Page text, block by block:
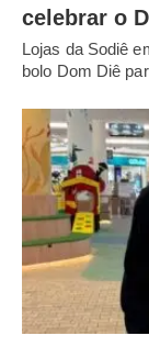
celebrar o
Lojas da Sodiê
bolo Dom Diê